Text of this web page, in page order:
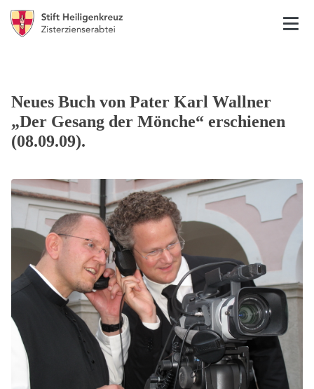
Neues Buch von Pater Karl Wallner
„Der Gesang der Mönche“ erschienen
(08.09.09).